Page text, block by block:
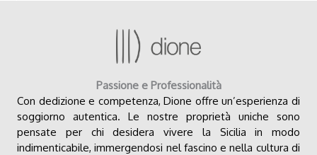
Passione e Professionalità
Con dedizione e competenza, Dione offre un’esperienza di
soggiorno autentica. Le nostre proprietà uniche sono
pensate per chi desidera vivere la Sicilia in modo
indimenticabile, immergendosi nel fascino e nella cultura di